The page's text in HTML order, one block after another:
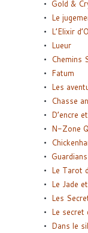
Gold &
Le
L’Elixir
Lueur
Chemins
Fatum
Les
Chasse
D’encre
N-Zone
Le Tarot
Le Jade
Les
Le secret
Dans le